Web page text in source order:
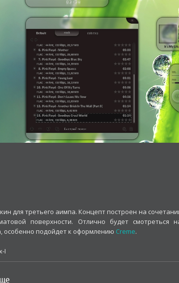
для третьего аимпа. Концепт построен на
поверхности. Отлично будет
особенно подойдет к оформлению Creme.
I